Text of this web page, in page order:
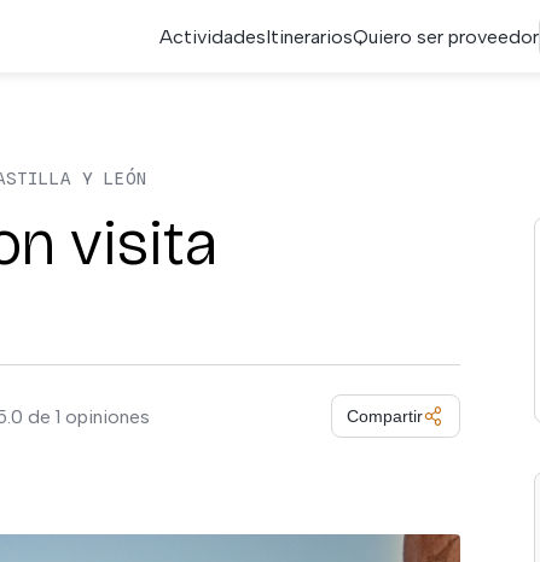
ActividadesItinerariosQuiero ser proveedor
Y LEÓN
visita
de 1 opiniones Compartir